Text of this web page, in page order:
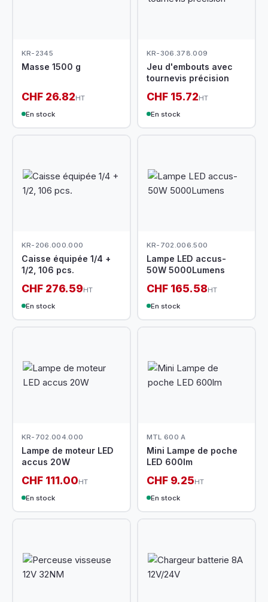
KR-2345
Masse 1500 g
CHF 26.82HT
En stock
KR-306.378.009
Jeu d'embouts avec
tournevis précision
CHF 15.72HT
En stock
KR-206.000.000
Caisse équipée 1/4 +
1/2, 106 pcs.
CHF 276.59HT
En stock
KR-702.006.500
Lampe LED accus-
50W 5000Lumens
CHF 165.58HT
En stock
KR-702.004.000
Lampe de moteur LED
accus 20W
CHF 111.00HT
En stock
MTL 600 A
Mini Lampe de poche
LED 600lm
CHF 9.25HT
En stock